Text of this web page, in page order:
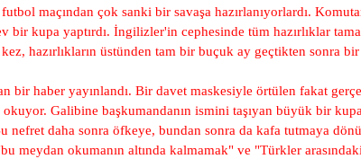
maçından çok sanki bir savaşa hazırlanıyorlardı.
kupa yaptırdı. İngilizler'in cephesinde tüm hazırlıklar
hazırlıkların üstünden tam bir buçuk ay geçtikten sonra
bir haber yayınlandı. Bir davet maskesiyle örtülen fakat
Galibine başkumandanın ismini taşıyan büyük bir
daha sonra öfkeye, bundan sonra da kafa tutmaya
okumanın altında kalmamak" ve "Türkler